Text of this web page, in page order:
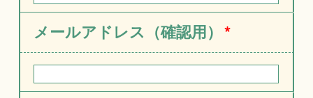
メールアドレス（確認用） *